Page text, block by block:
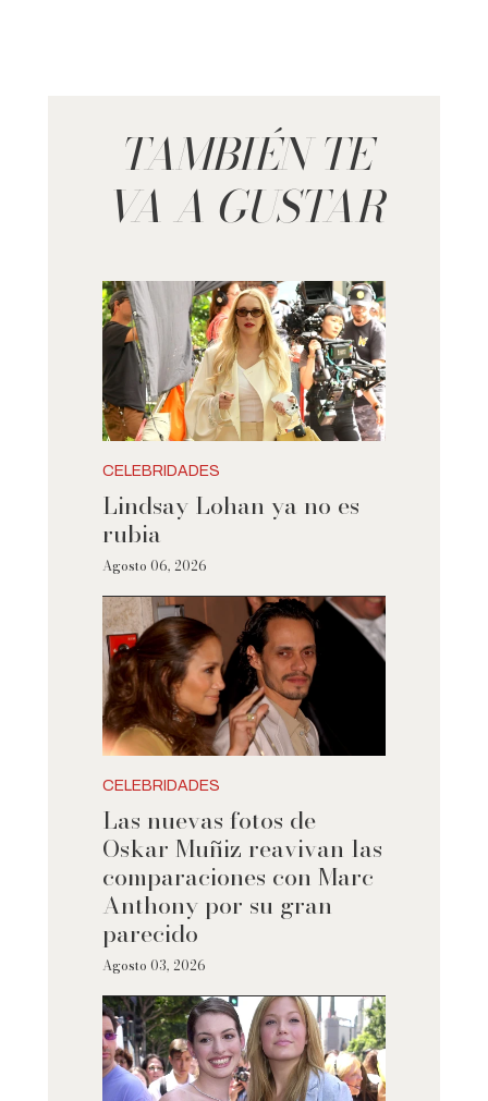
TAMBIÉN TE
VA A GUSTAR
CELEBRIDADES
Lindsay Lohan ya no es
rubia
Agosto 06, 2026
CELEBRIDADES
Las nuevas fotos de
Oskar Muñiz reavivan las
comparaciones con Marc
Anthony por su gran
parecido
Agosto 03, 2026